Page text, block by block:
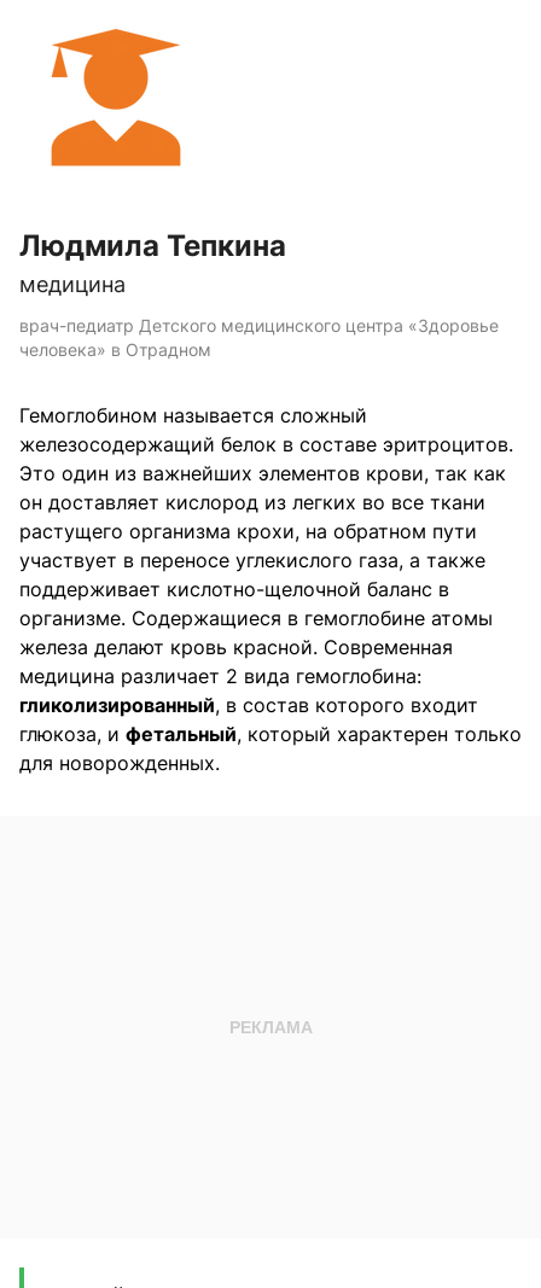
Людмила Тепкина
медицина
врач-педиатр Детского медицинского центра «Здоровье
человека» в Отрадном
Гемоглобином называется сложный
железосодержащий белок в составе эритроцитов.
Это один из важнейших элементов крови, так как
он доставляет кислород из легких во все ткани
растущего организма крохи, на обратном пути
участвует в переносе углекислого газа, а также
поддерживает кислотно-щелочной баланс в
организме. Содержащиеся в гемоглобине атомы
железа делают кровь красной. Современная
медицина различает 2 вида гемоглобина:
гликолизированный, в состав которого входит
глюкоза, и фетальный, который характерен только
для новорожденных.